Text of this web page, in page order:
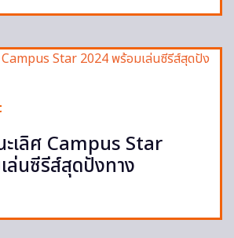
เลิศ Campus Star
ล่นซีรีส์สุดปังทาง